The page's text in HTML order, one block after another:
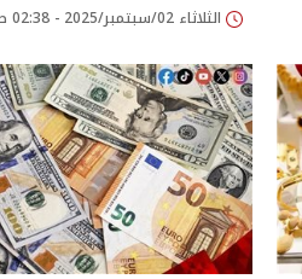
الثلاثاء 02/سبتمبر/2025 - 02:38 ص